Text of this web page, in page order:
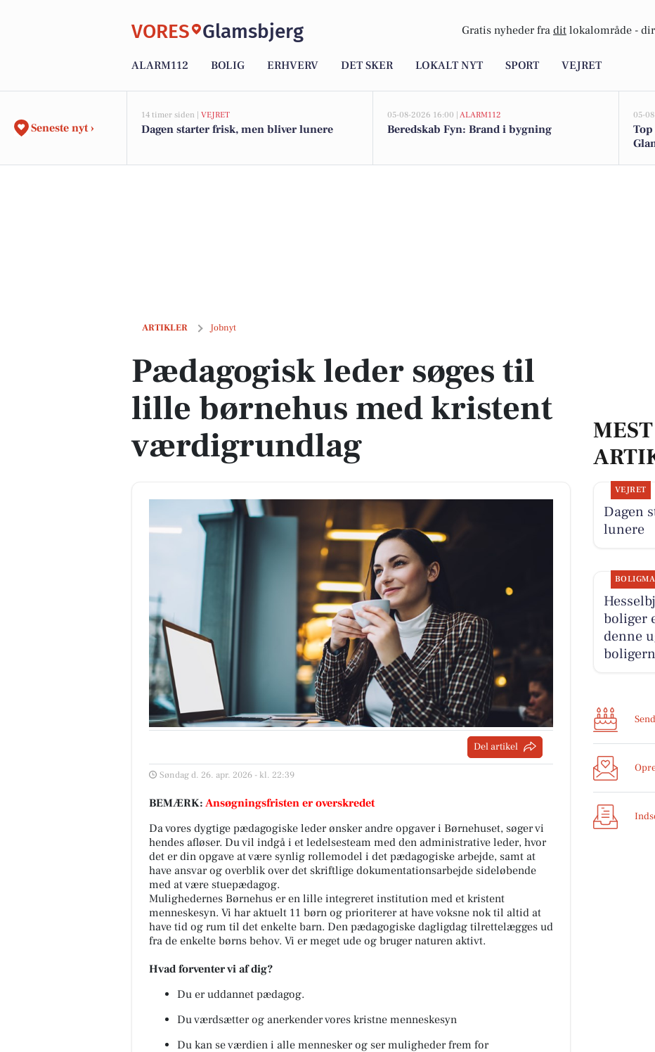
VORES Glamsbjerg Gratis nyheder fra dit lokalområde -
ALARM112 BOLIG ERHVERV DET SKER LOKALT NYT SPORT VEJRET
Seneste nyt ›
14 timer siden | VEJRET
Dagen starter frisk, men bliver lunere
05-08-2026 16:00 | ALARM112
Beredskab Fyn: Brand i bygning
05-
ARTIKLER Jobnyt
Pædagogisk leder søges til lille børnehus med kristent værdigrundlag
Pædagogisk leder søges til
lille børnehus med kristent
værdigrundlag
Del artikel
Søndag d. 26. apr. 2026 - kl. 22:39
BEMÆRK: Ansøgningsfristen er overskredet
Da vores dygtige pædagogiske leder ønsker andre opgaver i Børnehuset, søger vi
hendes afløser. Du vil indgå i et ledelsesteam med den administrative leder, hvor
det er din opgave at være synlig rollemodel i det pædagogiske arbejde, samt at
have ansvar og overblik over det skriftlige dokumentationsarbejde sideløbende
med at være stuepædagog.
Mulighedernes Børnehus er en lille integreret institution med et kristent
menneskesyn. Vi har aktuelt 11 børn og prioriterer at have voksne nok til altid at
have tid og rum til det enkelte barn. Den pædagogiske dagligdag tilrettelægges ud
fra de enkelte børns behov. Vi er meget ude og bruger naturen aktivt.
Hvad forventer vi af dig?
Du er uddannet pædagog.
Du værdsætter og anerkender vores kristne menneskesyn
Du kan se værdien i alle mennesker og ser muligheder frem for
VEJRET
Dagen
lunere
boliger
denne